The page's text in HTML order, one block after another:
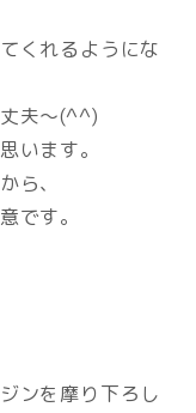
くれるようにな
夫～(^^)
います。
ら、
です。
ンを摩り下ろし